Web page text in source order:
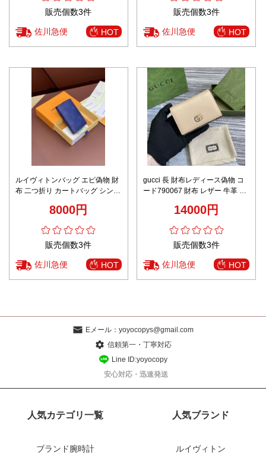
販売個数3件
佐川急便 HOT
販売個数3件
佐川急便 HOT
ルイヴィトンバッグ エピ偽物 財
布 二つ折り カートバッグ シンプ
8000円
販売個数3件
佐川急便 HOT
gucci 長 財布レディース偽物 コ
ード790067 財布 レザー 牛革 G
カートバッグ ブラウン
14000円
販売個数3件
佐川急便 HOT
Eメール： yoyocopys@gmail.com
信頼第一・丁寧対応
Line ID:yoyocopy
安心対応・迅速発送
人気カテゴリ一覧
ブランド腕時計
人気ブランド
ルイヴィトン